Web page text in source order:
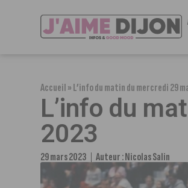
Accueil»L’info du matin du mercredi 29
L’info du
2023
29 mars 2023 Auteur :Nicolas Salin